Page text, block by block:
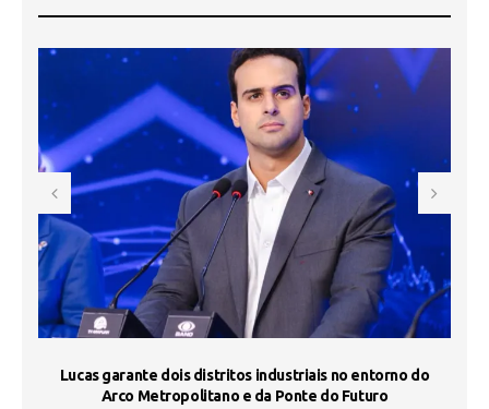
Lucas garante dois distritos industriais no entorno do
Arco Metropolitano e da Ponte do Futuro